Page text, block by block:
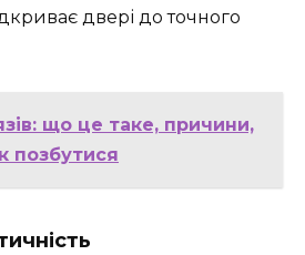
двері до точного
що це таке, причини,
позбутися